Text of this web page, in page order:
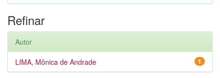
Refinar
Autor
1
LIMA, Mônica de Andrade